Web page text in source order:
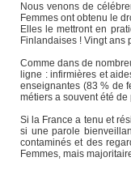
Nous venons de
Femmes ont obtenu le
Elles le mettront en
Finlandaises ! Vingt ans
Comme dans de
ligne : infirmières et
enseignantes (83 % de
métiers a souvent été
Si la France a tenu et
si une parole
contaminés et des
Femmes, mais